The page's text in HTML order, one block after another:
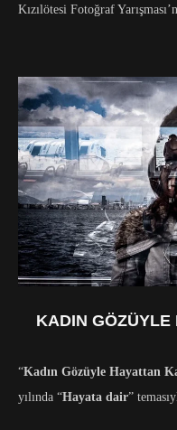
Kızılötesi Fotoğraf
KADIN GÖZÜYLE
“Kadın Gözüyle Hayattan
yılında “Hayata dair”